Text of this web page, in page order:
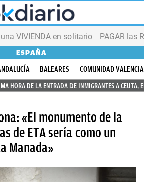
VIVIENDA en solitario PAGAR las
ESPAÑA
BALEARES
COMUNIDAD
HORA DE LA ENTRADA DE INMIGRANTES A CEUTA,
«El monumento de la
de ETA sería como un
Manada»